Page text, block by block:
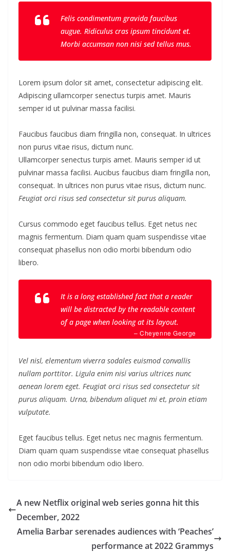
Felis condimentum gravida faucibus
augue. Ridiculus cras ipsum tincidunt et.
Morbi accumsan non nisi sed tellus mus.
Lorem ipsum dolor sit amet, consectetur adipiscing elit.
Adipiscing ullamcorper senectus turpis amet. Mauris
semper id ut pulvinar massa facilisi.
Faucibus faucibus diam fringilla non, consequat. In ultrices
non purus vitae risus, dictum nunc.
Ullamcorper senectus turpis amet. Mauris semper id ut
pulvinar massa facilisi. Aucibus faucibus diam fringilla non,
consequat. In ultrices non purus vitae risus, dictum nunc.
Feugiat orci risus sed consectetur sit purus aliquam.
Cursus commodo eget faucibus tellus. Eget netus nec
magnis fermentum. Diam quam quam suspendisse vitae
consequat phasellus non odio morbi bibendum odio
libero.
It is a long established fact that a reader
will be distracted by the readable content
of a page when looking at its layout.
– Cheyenne George
Vel nisl, elementum viverra sodales euismod convallis
nullam porttitor. Ligula enim nisi varius ultrices nunc
aenean lorem eget. Feugiat orci risus sed consectetur sit
purus aliquam. Urna, bibendum aliquet mi et, proin etiam
vulputate.
Eget faucibus tellus. Eget netus nec magnis fermentum.
Diam quam quam suspendisse vitae consequat phasellus
non odio morbi bibendum odio libero.
A new Netflix original web series gonna hit this
December, 2022
Amelia Barbar serenades audiences with ‘Peaches’
performance at 2022 Grammys